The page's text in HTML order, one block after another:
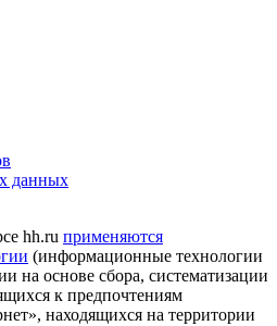
данных
hh.ru применяются
(информационные технологии
на основе сбора, систематизации
к предпочтениям
находящихся на территории